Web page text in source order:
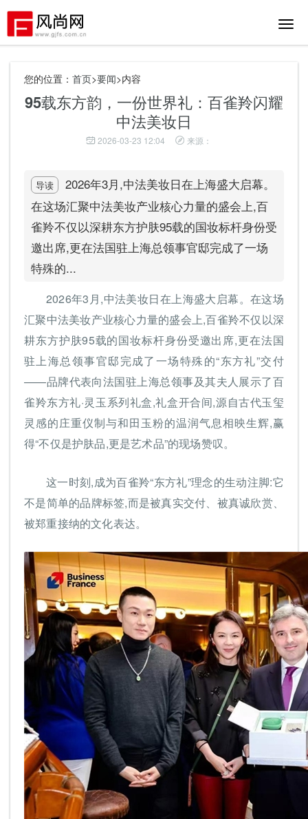
切
您的位置： 首页>要闻>内容
95载东方韵，一份世界礼：百雀羚闪耀
中法美妆日
2026-03-23 12:04 来源：
导读
2026年3月,中法美妆日在上海盛大启幕。
在这场汇聚中法美妆产业核心力量的盛会上,百
雀羚不仅以深耕东方护肤95载的国妆标杆身份受
邀出席,更在法国驻上海总领事官邸完成了一场
特殊的...
2026年3月,中法美妆日在上海盛大启幕。在这场
汇聚中法美妆产业核心力量的盛会上,百雀羚不仅以深
耕东方护肤95载的国妆标杆身份受邀出席,更在法国
驻上海总领事官邸完成了一场特殊的“东方礼”交付
——品牌代表向法国驻上海总领事及其夫人展示了百
雀羚东方礼·灵玉系列礼盒,礼盒开合间,源自古代玉玺
灵感的庄重仪制与和田玉粉的温润气息相映生辉,赢
得“不仅是护肤品,更是艺术品”的现场赞叹。
这一时刻,成为百雀羚“东方礼”理念的生动注脚:它
不是简单的品牌标签,而是被真实交付、被真诚欣赏、
被郑重接纳的文化表达。